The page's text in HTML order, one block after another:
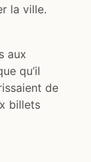
la ville.
aux
qu’il
de
billets